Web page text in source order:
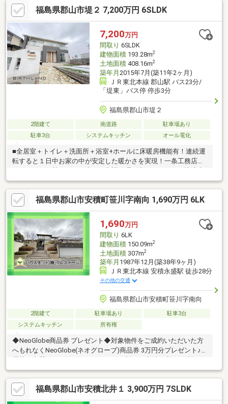
福島県郡山市堤２ 7,200万円 6SLDK
7,200万円
間取り 6SLDK
建物面積193.28m2
土地面積408.16m2
築年月 2015年7月(築11年2ヶ月)
ＪＲ東北本線 郡山駅 バス23分/
「堤東」バス停 停歩3分
福島県郡山市堤２
2階建て 南道路
駐車場あり
駐車3台
システムキッチン オール電化
■全居室＋トイレ＋洗面所＋浴室+ホールに床暖房機能有！連続運
転すると１日中お家の中が安定した暖かさを実現！一条工務店の
ロスガードで熱のロスを少なく空調管理で空気がきれいな快適空
間！□住宅とは別に建築確認取得済みの70.42㎡の大きなガレージ
付き！車が4台入る贅沢な広さ！■1階には16.5帖のLDKに加えて9
帖のDKもあります。玄関は1つですが、2世帯にも対応できます！
2階に洗面所と洗濯機置場、1階にももちろん洗面所と洗濯機置場
有！□屋根はソーラーパネル葺で屋根の全面が太陽光パネル！
16.6kW！光熱費を大幅に低減できる容量です！まずはお気軽にお
問い合わせください！
福島県郡山市安積町笹川字南向 1,690万円 6LK
1,690万円
間取り 6LK
建物面積150.09m2
土地面積307m2
築年月 1987年12月(築38年9ヶ月)
ＪＲ東北本線 安積永盛駅 徒歩28分
その他の交通
福島県郡山市安積町笹川字南向
2階建て 駐車場あり
駐車3台
システムキッチン
所有権
◆NeoGlobe商品券 プレゼント◆対象物件をご成約いただいた方
へもれなくNeoGlobe(ネオグローブ)商品券 3万円分プレゼント♪お
スタッフまでお問い合わせくださいこちらの物件から徒歩約3分
(180m)の場所(安積町笹川字中ノ渡戸)にある27.56㎡の土地も売買
対象となります。お車2～３台はとめられる広さです。(売買面積
307㎡＋27.56㎡ )◆おススメPoint◆・国道4号線へのアクセス良
福島県郡山市安積北井１ 3,900万円 7SLDK